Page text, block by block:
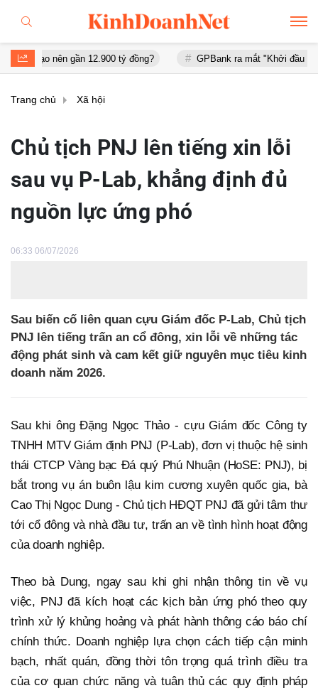
gần 12.900 tỷ đồng? GPBank ra mắt "Khởi đầu an cư", đồng
Trang chủ Xã hội
Chủ tịch PNJ lên tiếng xin lỗi
sau vụ P-Lab, khẳng định đủ
nguồn lực ứng phó
06:33 06/07/2026
Sau biến cố liên quan cựu Giám đốc P-Lab, Chủ tịch
PNJ lên tiếng trấn an cổ đông, xin lỗi về những tác
động phát sinh và cam kết giữ nguyên mục tiêu kinh
doanh năm 2026.
Sau khi ông Đặng Ngọc Thảo - cựu Giám đốc Công ty
TNHH MTV Giám định PNJ (P-Lab), đơn vị thuộc hệ sinh
thái CTCP Vàng bạc Đá quý Phú Nhuận (HoSE: PNJ), bị
bắt trong vụ án buôn lậu kim cương xuyên quốc gia, bà
Cao Thị Ngọc Dung - Chủ tịch HĐQT PNJ đã gửi tâm thư
tới cổ đông và nhà đầu tư, trấn an về tình hình hoạt động
của doanh nghiệp.
Theo bà Dung, ngay sau khi ghi nhận thông tin về vụ
việc, PNJ đã kích hoạt các kịch bản ứng phó theo quy
trình xử lý khủng hoảng và phát hành thông cáo báo chí
chính thức. Doanh nghiệp lựa chọn cách tiếp cận minh
bạch, nhất quán, đồng thời tôn trọng quá trình điều tra
của cơ quan chức năng và tuân thủ các quy định pháp